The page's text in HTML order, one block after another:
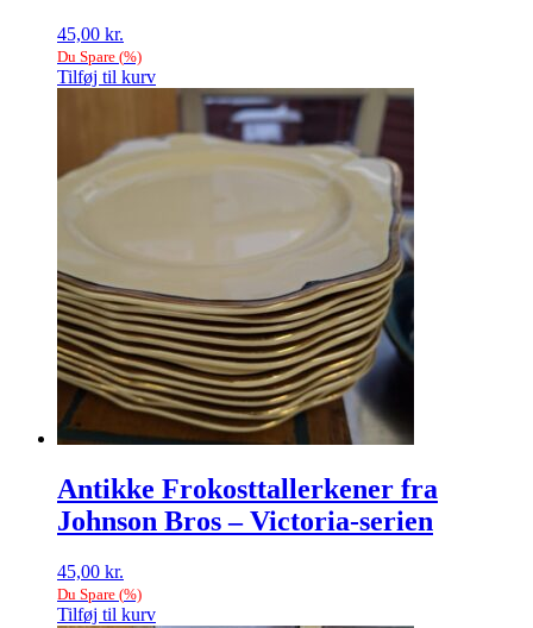
45,00 kr.
Du Spare (%)
Tilføj til kurv
Antikke Frokosttallerkener fra
Johnson Bros – Victoria-serien
45,00 kr.
Du Spare (%)
Tilføj til kurv